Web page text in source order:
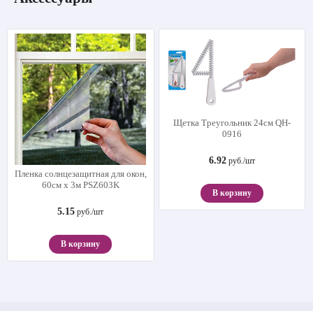
Пленка солнцезащитная для окон,
60см х 3м PSZ603K
5.15 руб./шт
В корзину
Щетка Треугольник 24см QH-
0916
6.92руб./шт
В корзину